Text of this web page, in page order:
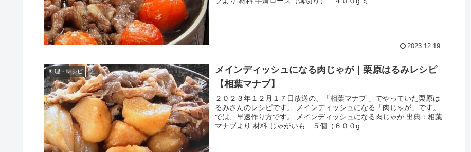
2023.12.19
料理・レシピ
メインディッシュになる肉じゃが｜栗原はるみレシピ
【相葉マナブ】
２０２３年１２月１７日放送の、「相葉マナブ 」でやっていた栗原は
るみさんのレシピです。 メインディッシュになる「肉じゃが」です。
では、早速作り方です。 メインディッシュになる肉じゃが 出典：相葉
マナブより 材料 じゃがいも ５個（６００g...